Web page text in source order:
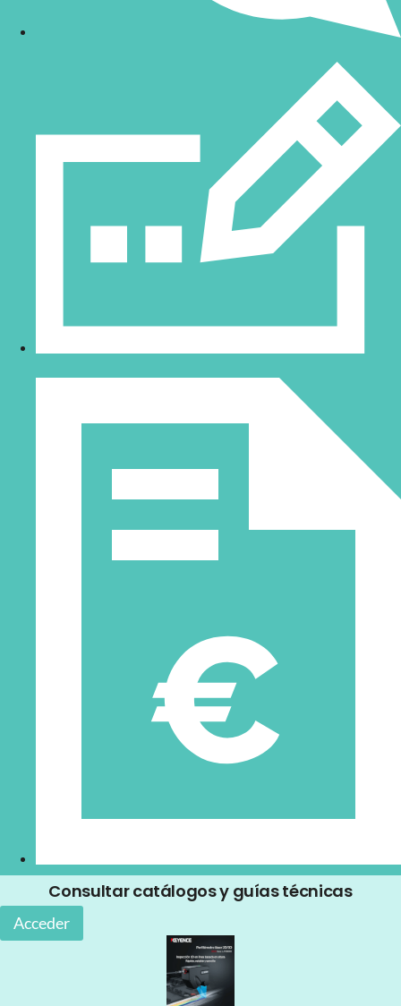
Consultar catálogos y guías técnicas
Acceder